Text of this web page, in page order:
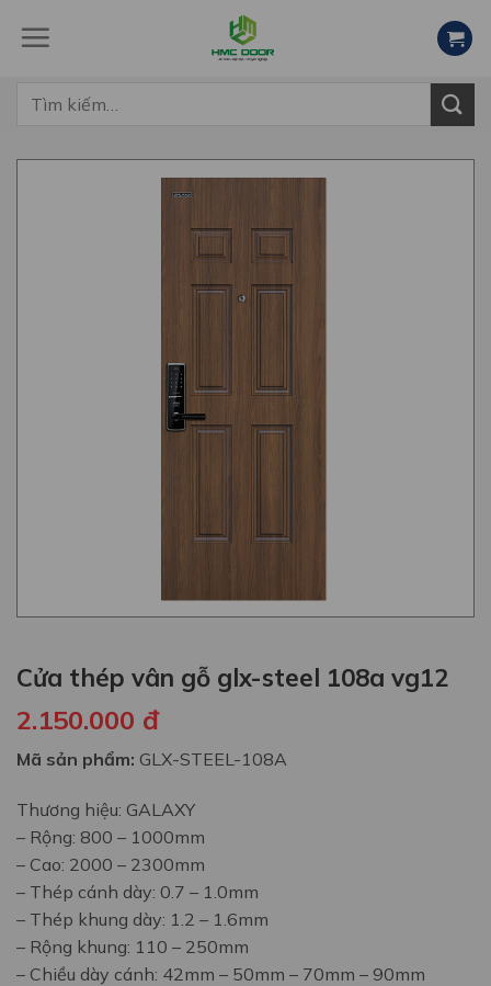
Tìm
Cửa thép vân gỗ glx-steel 108a vg12
2.150.000 đ
Mã sản phẩm: GLX-STEEL-108A
Thương hiệu: GALAXY
– Rộng: 800 – 1000mm
– Cao: 2000 – 2300mm
– Thép cánh dày: 0.7 – 1.0mm
– Thép khung dày: 1.2 – 1.6mm
– Rộng khung: 110 – 250mm
– Chiều dày cánh: 42mm – 50mm – 70mm – 90mm